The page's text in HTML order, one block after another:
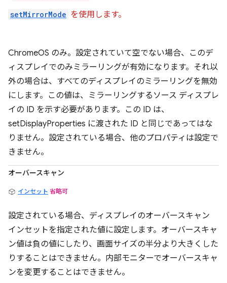
setMirrorMode を使用します。
ChromeOS のみ。設定されていて空でない場合、このデ
ィスプレイでのみミラーリングが有効になります。それ以
外の場合は、すべてのディスプレイのミラーリングを無効
にします。この値は、ミラーリングするソース ディスプレ
イの ID を示す必要があります。この ID は、
setDisplayProperties に渡された ID と同じであってはな
りません。設定されている場合、他のプロパティは設定で
きません。
オーバースキャン
インセット 省略可
設定されている場合、ディスプレイのオーバースキャン
インセットを指定された値に設定します。オーバースキャ
ン値は負の値にしたり、画面サイズの半分より大きくした
りすることはできません。内部モニターでオーバースキャ
ンを変更することはできません。